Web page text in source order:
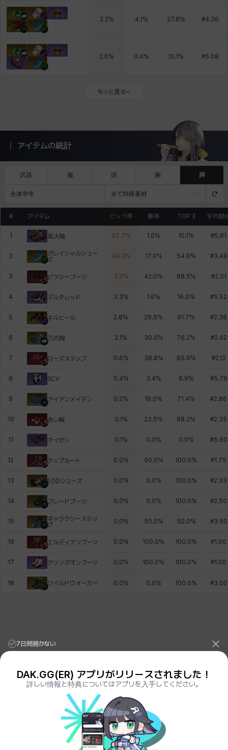
2.2% 4.1 % 27.8% #4.36
2.0% 0.4% 15.1 % #5.08
もっと見る
アイテムの統計
武器 服 頭 腕 脚
全体学年 全て特殊素材
# アイテム ピック率 勝率 TOP 3 平均順
1 風火輪 42.7% 1.0% 10.1 % #5.81
2
グレイシャルシュー
ズ
40.3% 17.9% 54.9% #3.49
3 ピクシーブーツ 7.3% 42.0% 88.5% #2.01
4 デルタレッド 3.3% 1.6% 16.0% #5.52
5 キルヒール 2.8% 28.5% 81.7% #2.38
6 刃の脚 2.1 % 30.6% 76.2% #2.42
7 ローズステップ 0.6% 38.8% 85.9% #2.12
8 SCV 0.4% 3.4% 6.9% #5.79
9 アイアンメイデン 0.2% 19.0% 71.4% #2.86
10 赤い靴 0.1 % 23.5% 88.2% #2.35
11 アイゼン 0.1 % 0.0% 0.0% #5.60
12 タップルート 0.0% 50.0% 100.0% #1.75
13 EODシューズ 0.0% 0.0% 100.0% #2.33
14 ブレードブーツ 0.0% 0.0% 100.0% #2.50
15
ギャラクシーステッ
プ
0.0% 50.0% 50.0% #3.50
16 エルディアンブーツ 0.0% 100.0% 100.0% #1.00
17 クリングオンブーツ 0.0% 100.0% 100.0% #1.00
18 ワイルドウォーカー 0.0% 0.0% 100.0% #3.00
League of Legends Stats PORO.GG
Teamfight Tactics Stats
LOLCHESS.GG
VALORANT.DAK.GG
PUBG.DAK.GG
Eternal Return StatsER.DAK.GG
Genshin Impact Stats
GENSHIN.DAK.GG
7日間開かない
DAK.GG(ER) アプリがリリースされました！
詳しい情報と特典についてはアプリを入手してください。